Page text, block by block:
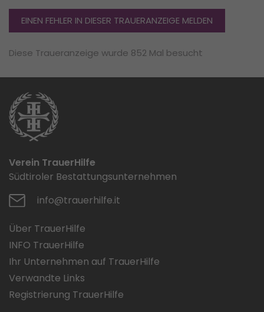
EINEN FEHLER IN DIESER TRAUERANZEIGE MELDEN
Diese Traueranzeige wurde 852 Mal besucht
Verein TrauerHilfe
Südtiroler Bestattungsunternehmen
info@trauerhilfe.it
Über TrauerHilfe
INFO TrauerHilfe
Ihr Unternehmen auf TrauerHilfe
Verwandte Links
Registrierung TrauerHilfe